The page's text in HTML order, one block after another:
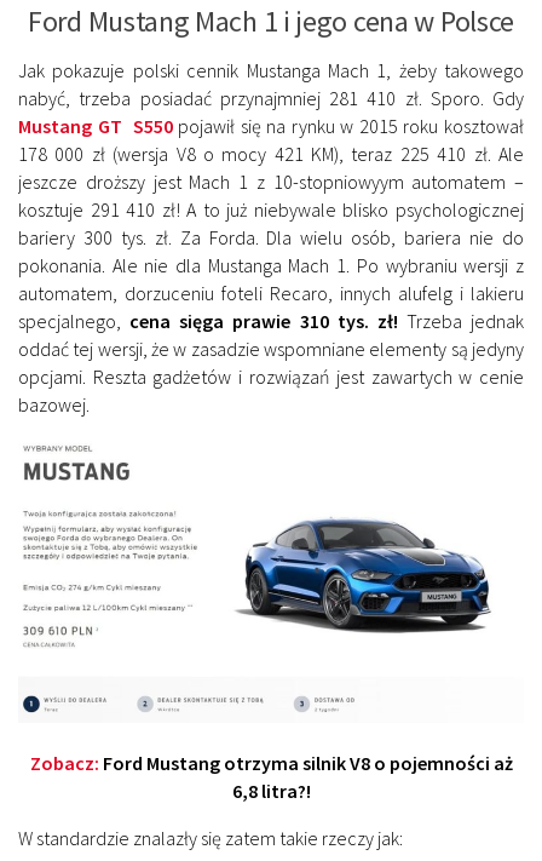
Ford Mustang Mach 1 i jego cena w Polsce
Jak pokazuje polski cennik Mustanga Mach 1, żeby takowego
nabyć, trzeba posiadać przynajmniej 281 410 zł. Sporo. Gdy
Mustang GT S550pojawił się na rynku w 2015 roku kosztował
178 000 zł (wersja V8 o mocy 421 KM), teraz 225 410 zł. Ale
jeszcze droższy jest Mach 1 z 10-stopniowyym automatem –
kosztuje 291 410 zł! A to już niebywale blisko psychologicznej
bariery 300 tys. zł. Za Forda. Dla wielu osób, bariera nie do
pokonania. Ale nie dla Mustanga Mach 1. Po wybraniu wersji z
automatem, dorzuceniu foteli Recaro, innych alufelg i lakieru
specjalnego, cena sięga prawie 310 tys. zł! Trzeba jednak
oddać tej wersji, że w zasadzie wspomniane elementy są jedyny
opcjami. Reszta gadżetów i rozwiązań jest zawartych w cenie
bazowej.
Zobacz: Ford Mustang otrzyma silnik V8 o pojemności aż
6,8 litra?!
W standardzie znalazły się zatem takie rzeczy jak: